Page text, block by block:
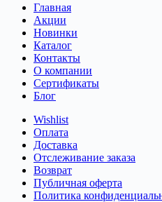
Главная
Акции
Новинки
Каталог
Контакты
О компании
Сертификаты
Блог
Wishlist
Оплата
Доставка
Отслеживание заказа
Возврат
Публичная оферта
Политика